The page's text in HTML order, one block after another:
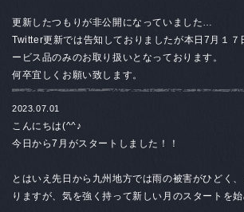
更新したつもりが非公開になっていました…
Twitter更新では告知しておりましたが本日7月１
ービス品のみのお取り扱いとなっております。
何卒宜しくお願い致します。
2023.07.01
こんにちは(^^♪
今日から7月がスタートしました！！
とはいえ先日から九州地方では雨の被害がひどく
りますが、気を強く持って新しい月のスタートを